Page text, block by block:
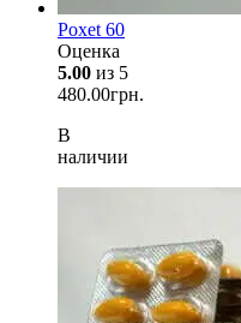
Poxet 60
Оценка
5.00 из 5
480.00грн.
В
наличии